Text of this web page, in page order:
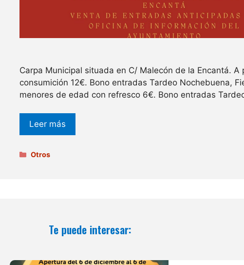
Carpa Municipal situada en C/ Malecón de la Encantá.
consumición 12€. Bono entradas Tardeo Nochebuena,
menores de edad con refresco 6€. Bono entradas
Leer más
Categorías
Otros
Te puede interesar: